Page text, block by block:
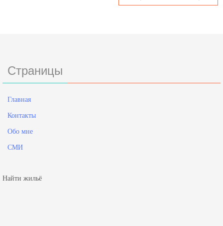
Страницы
Главная
Контакты
Обо мне
СМИ
Найти жильё